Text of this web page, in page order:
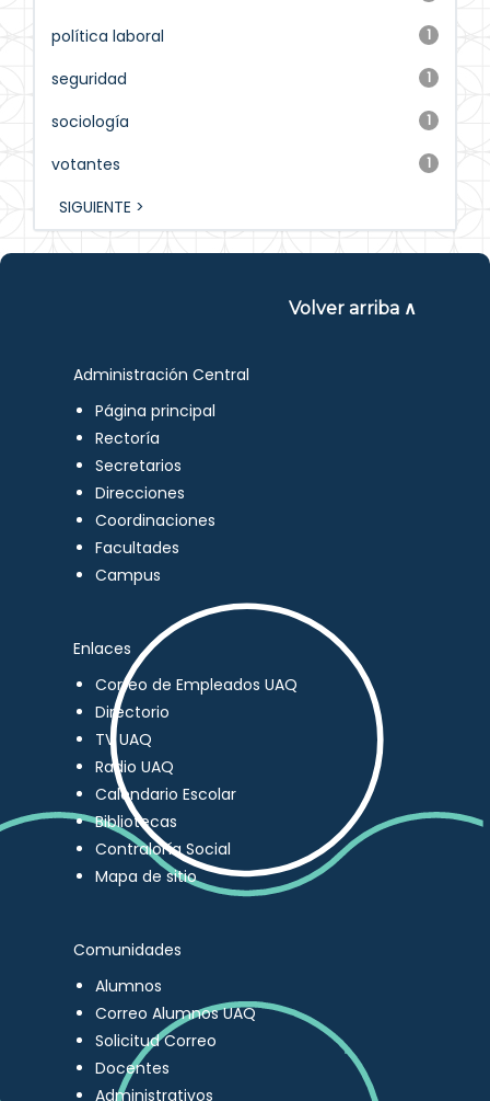
1
política laboral
1
seguridad
1
sociología
1
votantes
SIGUIENTE >
Volver arriba ∧
Administración Central
Página principal
Rectoría
Secretarios
Direcciones
Coordinaciones
Facultades
Campus
Enlaces
Correo de Empleados UAQ
Directorio
TV UAQ
Radio UAQ
Calendario Escolar
Bibliotecas
Contraloría Social
Mapa de sitio
Comunidades
Alumnos
Correo Alumnos UAQ
Solicitud Correo
Docentes
Administrativos